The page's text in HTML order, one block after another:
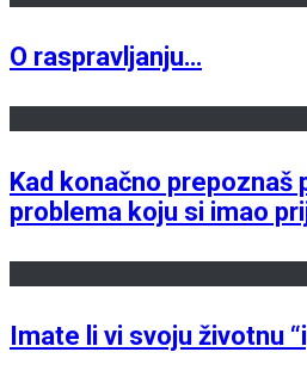
O raspravljanju…
Kad konačno prepoznaš
problema koju si imao
Imate li vi svoju životnu